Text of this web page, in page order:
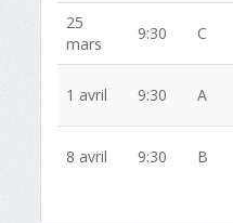
25
mars
9:30 C
1 avril 9:30 A
8 avril 9:30 B